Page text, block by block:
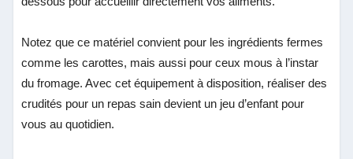
Notez que ce matériel convient pour les ingrédients fermes
comme les carottes, mais aussi pour ceux mous à l’instar
du fromage. Avec cet équipement à disposition, réaliser des
crudités pour un repas sain devient un jeu d’enfant pour
vous au quotidien.